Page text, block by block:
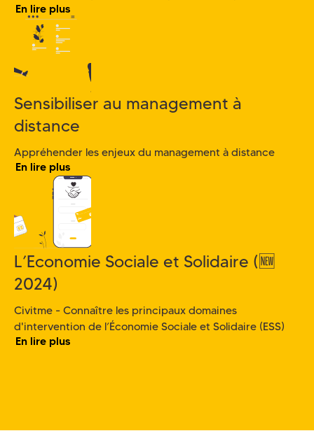
En lire plus
Sensibiliser au management à
distance
Appréhender les enjeux du management à distance
En lire plus
L’Economie Sociale et Solidaire (🆕
2024)
Civitme - Connaître les principaux domaines
d'intervention de l’Économie Sociale et Solidaire (ESS)
En lire plus